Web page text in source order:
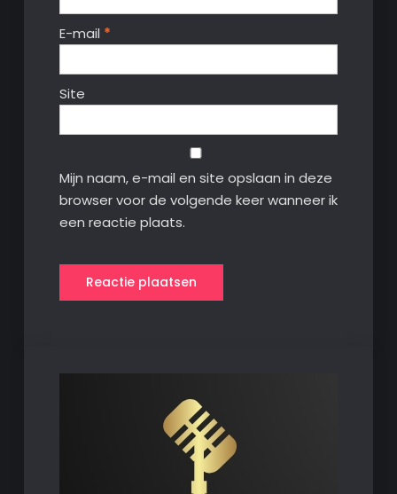
E-mail *
Site
Mijn naam, e-mail en site opslaan in deze
browser voor de volgende keer wanneer ik
een reactie plaats.